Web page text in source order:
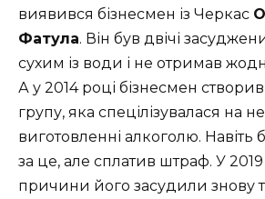
виявився бізнесмен із Черкас
Фатула. Він був двічі
сухим із води і не отримав
А у 2014 році бізнесмен
групу, яка спецілізувалася на
виготовленні алкоголю. Навіть
за це, але сплатив штраф. У 2019
причини його засудили знову